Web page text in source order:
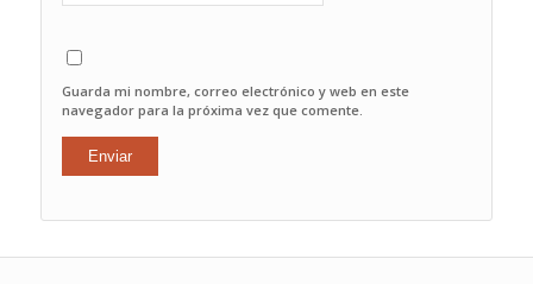
Guarda mi nombre, correo electrónico y web en este
navegador para la próxima vez que comente.